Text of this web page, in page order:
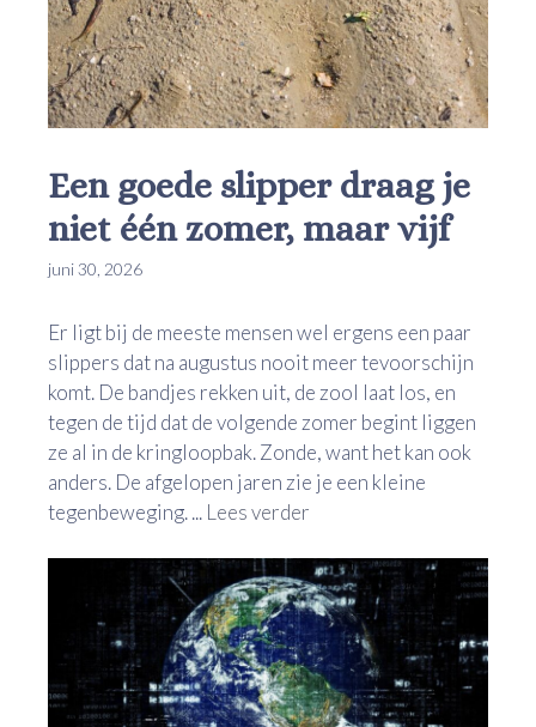
Een goede slipper draag je
niet één zomer, maar vijf
juni 30, 2026
Er ligt bij de meeste mensen wel ergens een paar
slippers dat na augustus nooit meer tevoorschijn
komt. De bandjes rekken uit, de zool laat los, en
tegen de tijd dat de volgende zomer begint liggen
ze al in de kringloopbak. Zonde, want het kan ook
anders. De afgelopen jaren zie je een kleine
tegenbeweging. ... Lees verder